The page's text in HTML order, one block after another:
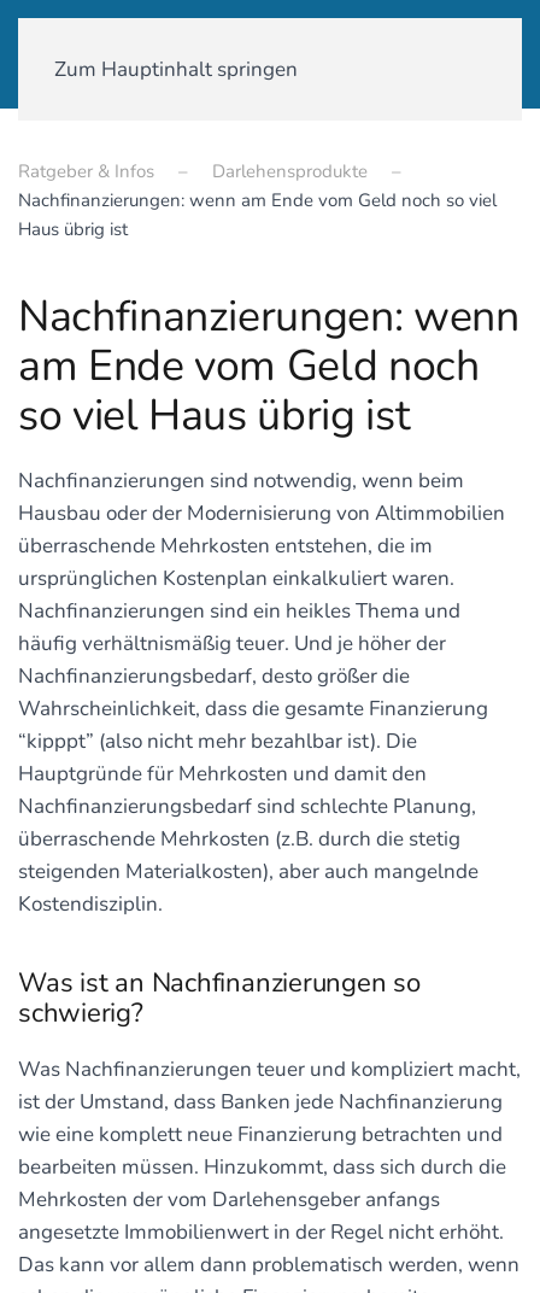
Zum Hauptinhalt springen
Ratgeber & Infos
Darlehensprodukte
Nachfinanzierungen: wenn am Ende vom Geld noch so viel
Haus übrig ist
Nachfinanzierungen: wenn
am Ende vom Geld noch
so viel Haus übrig ist
Nachfinanzierungen sind notwendig, wenn beim
Hausbau oder der Modernisierung von Altimmobilien
überraschende Mehrkosten entstehen, die im
ursprünglichen Kostenplan einkalkuliert waren.
Nachfinanzierungen sind ein heikles Thema und
häufig verhältnismäßig teuer. Und je höher der
Nachfinanzierungsbedarf, desto größer die
Wahrscheinlichkeit, dass die gesamte Finanzierung
“kipppt” (also nicht mehr bezahlbar ist). Die
Hauptgründe für Mehrkosten und damit den
Nachfinanzierungsbedarf sind schlechte Planung,
überraschende Mehrkosten (z.B. durch die stetig
steigenden Materialkosten), aber auch mangelnde
Kostendisziplin.
Was ist an Nachfinanzierungen so
schwierig?
Was Nachfinanzierungen teuer und kompliziert macht,
ist der Umstand, dass Banken jede Nachfinanzierung
wie eine komplett neue Finanzierung betrachten und
bearbeiten müssen. Hinzukommt, dass sich durch die
Mehrkosten der vom Darlehensgeber anfangs
angesetzte Immobilienwert in der Regel nicht erhöht.
Das kann vor allem dann problematisch werden, wenn